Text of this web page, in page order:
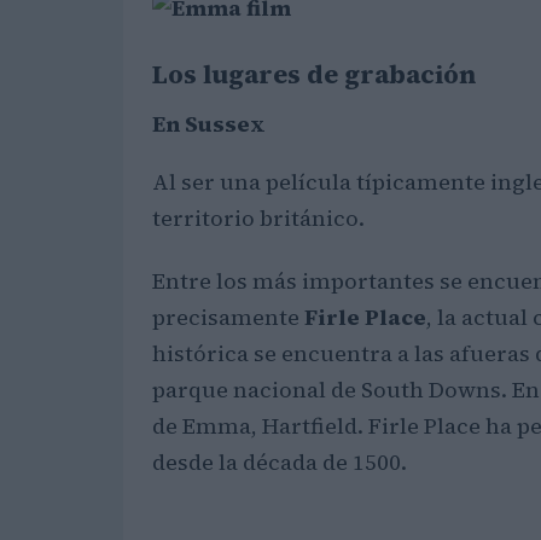
Los lugares de grabación
En Sussex
Al ser una película típicamente
territorio británico.
Entre los más importantes se
precisamente Firle Place, la actual
histórica se encuentra a las
parque nacional de South Downs.
de Emma, Hartfield. Firle Place ha
desde la década de 1500.